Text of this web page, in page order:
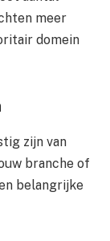
meer
domein
zijn van
branche of
belangrijke